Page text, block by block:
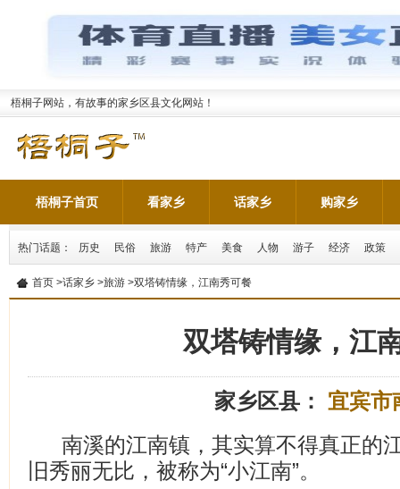
梧桐子网站，有故事的家乡区县文化网站！
梧桐子首页 看家乡 话家乡 购家乡
热门话题： 历史 民俗 旅游 特产 美食 人物 游子 经济 政策
首页 >话家乡 >旅游 >双塔铸情缘，江南秀可餐
双塔铸情缘，江
家乡区县： 宜宾市
南溪的江南镇，其实算不得真正的
旧秀丽无比，被称为“小江南”。